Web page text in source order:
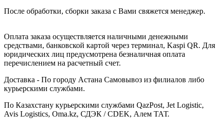
После обработки, сборки заказа с Вами свяжется менеджер.
Оплата заказа осуществляется наличными денежными
средствами, банковской картой через терминал, Kaspi QR. Для
юридических лиц предусмотрена безналичная оплата
перечислением на расчетный счет.
Доставка - По городу Астана Самовывоз из филиалов либо
курьерскими службами.
По Казахстану курьерскими службами QazPost, Jet Logistic,
Avis Logistics, Oma.kz, СДЭК / CDEK, Алем ТАТ.